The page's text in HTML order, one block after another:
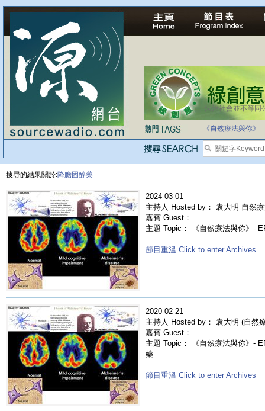
法治社會並不等同
自家教育合法化-
《自然療法與你》
搜尋的結果關於:降膽固醇藥
2024-03-01
主持人 Hosted by： 袁大明 自然
嘉賓 Guest：
主題 Topic： 《自然療法與你》-
節目重溫 Click to enter Archives
2020-02-21
主持人 Hosted by： 袁大明 (自然
嘉賓 Guest：
主題 Topic： 《自然療法與你》-
藥
節目重溫 Click to enter Archives